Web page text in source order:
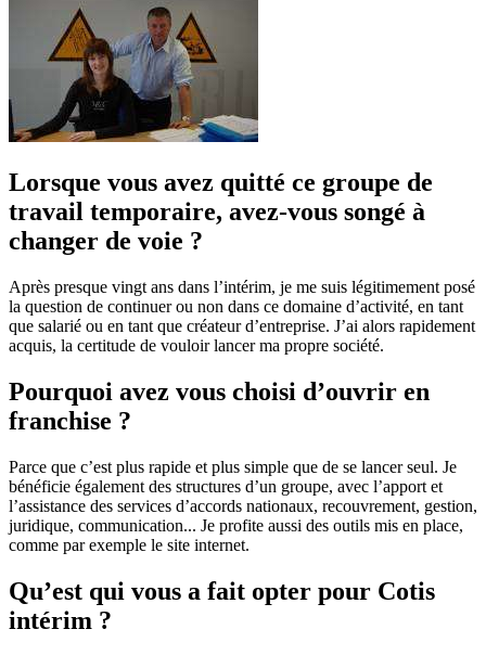
Lorsque vous avez quitté ce groupe de
travail temporaire, avez-vous songé à
changer de voie ?
Après presque vingt ans dans l’intérim, je me suis légitimement posé
la question de continuer ou non dans ce domaine d’activité, en tant
que salarié ou en tant que créateur d’entreprise. J’ai alors rapidement
acquis, la certitude de vouloir lancer ma propre société.
Pourquoi avez vous choisi d’ouvrir en
franchise ?
Parce que c’est plus rapide et plus simple que de se lancer seul. Je
bénéficie également des structures d’un groupe, avec l’apport et
l’assistance des services d’accords nationaux, recouvrement, gestion,
juridique, communication... Je profite aussi des outils mis en place,
comme par exemple le site internet.
Qu’est qui vous a fait opter pour Cotis
intérim ?